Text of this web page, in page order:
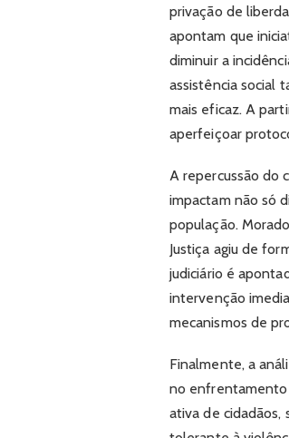
privação de
apontam que
diminuir a
assistência social
mais eficaz. A
aperfeiçoar
A repercussão do
impactam não só
população.
Justiça agiu de
judiciário é
intervenção
mecanismos de
Finalmente, a
no enfrentamento
ativa de cidadãos,